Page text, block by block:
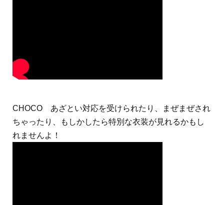
CHOCO あざとい対応を受けられたり、まぜまぜされ
ちゃったり、もしかしたら特別な衣装が見れるかもし
れませんよ！